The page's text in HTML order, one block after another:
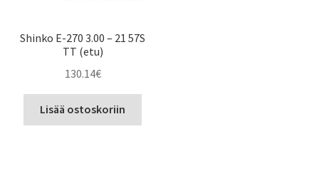
Shinko E-270 3.00 – 21 57S
TT (etu)
130.14€
Lisää ostoskoriin